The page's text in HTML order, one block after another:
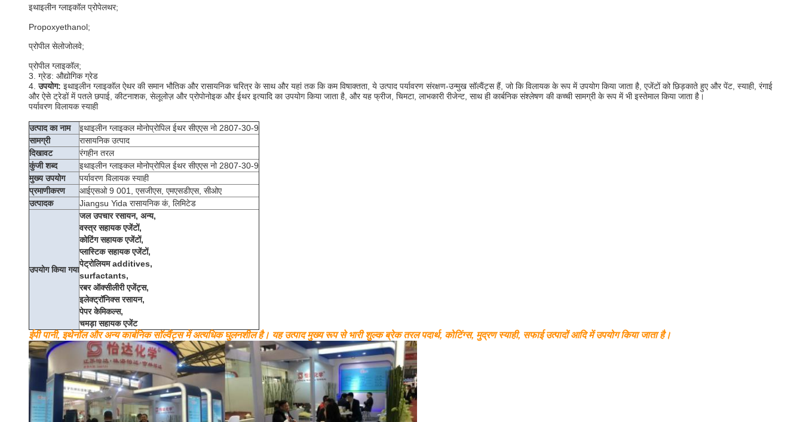
इथाइलीन ग्लाइकॉल प्रोपेलथर;
Propoxyethanol;
प्रोपील सेलोजोलवे;
प्रोपील ग्लाइकॉल;
3. ग्रेड: औद्योगिक ग्रेड
4.उपयोग: इथाइलीन ग्लाइकॉल ऐथर की समान भौतिक और रासायनिक चरित्र के साथ और यहां तक ​​कि कम विषाक्तता, ये उत्पाद पर्यावरण संरक्षण-उन्मुख सॉल्वैंट्स हैं, जो कि विलायक के रूप में उपयोग किया जाता है, एजेंटों को छिड़काते हुए और पेंट, स्याही, रंगाई
और ऐसे ट्रेडों में पतले छपाई, कीटनाशक, सेलूलोज़ और प्रोपोनोइक और ईथर इत्यादि का उपयोग किया जाता है, और यह फ्रीज, चिमटा, लाभकारी रीजेन्ट, साथ ही कार्बनिक संश्लेषण की कच्ची सामग्री के रूप में भी इस्तेमाल किया जाता है।
पर्यावरण विलायक स्याही
उत्पाद का नाम
इथाइलीन ग्लाइकल मोनोप्रोपिल ईथर सीएएस नो 2807-30-9
सामग्री
रासायनिक उत्पाद
दिखावट
रंगहीन तरल
कुंजी शब्द
इथाइलीन ग्लाइकल मोनोप्रोपिल ईथर सीएएस नो 2807-30-9
मुख्य उपयोग
पर्यावरण विलायक स्याही
प्रमाणीकरण
आईएसओ 9 001, एसजीएस, एमएसडीएस, सीओए
उत्पादक
Jiangsu Yida रासायनिक कं, लिमिटेड
उपयोग किया गया
जल उपचार रसायन, अन्य,
वस्त्र सहायक एजेंटों,
कोटिंग सहायक एजेंटों,
प्लास्टिक सहायक एजेंटों,
पेट्रोलियम additives,
surfactants,
रबर ऑक्सीलीरी एजेंट्स,
इलेक्ट्रॉनिक्स रसायन,
पेपर केमिकल्स,
चमड़ा सहायक एजेंट
ईपी पानी, इथेनॉल और अन्य कार्बनिक सॉल्वैंट्स में अत्यधिक घुलनशील है। यह उत्पाद मुख्य रूप से भारी शुल्क ब्रेक तरल पदार्थ, कोटिंग्स, मुद्रण स्याही, सफाई उत्पादों आदि में उपयोग किया जाता है।